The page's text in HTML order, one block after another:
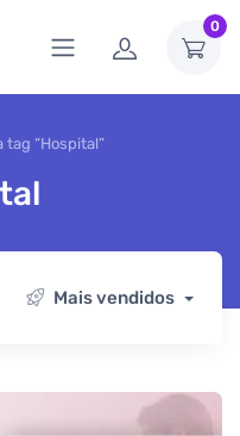
0
“Hospital”
Mais vendidos